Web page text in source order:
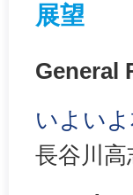
展望
General
いよい
長谷川高